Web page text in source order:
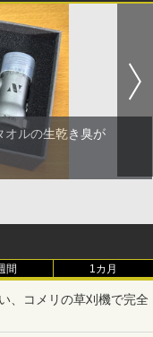
オルの生乾き臭が
間 1カ月
、コメリの草刈機で完全